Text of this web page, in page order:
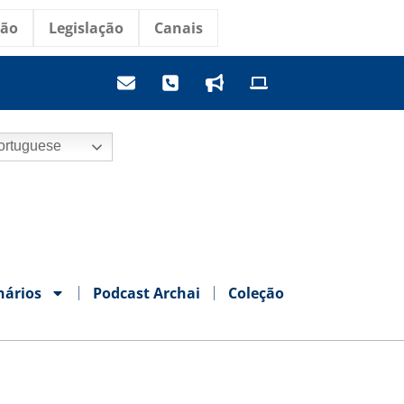
Legislação Canais
Podcast Archai Coleção